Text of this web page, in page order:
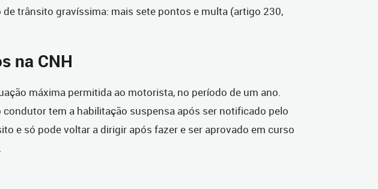
de trânsito gravíssima: mais sete pontos e multa (artigo 230,
na CNH
máxima permitida ao motorista, no período de um ano.
condutor tem a habilitação suspensa após ser notificado pelo
e só pode voltar a dirigir após fazer e ser aprovado em curso